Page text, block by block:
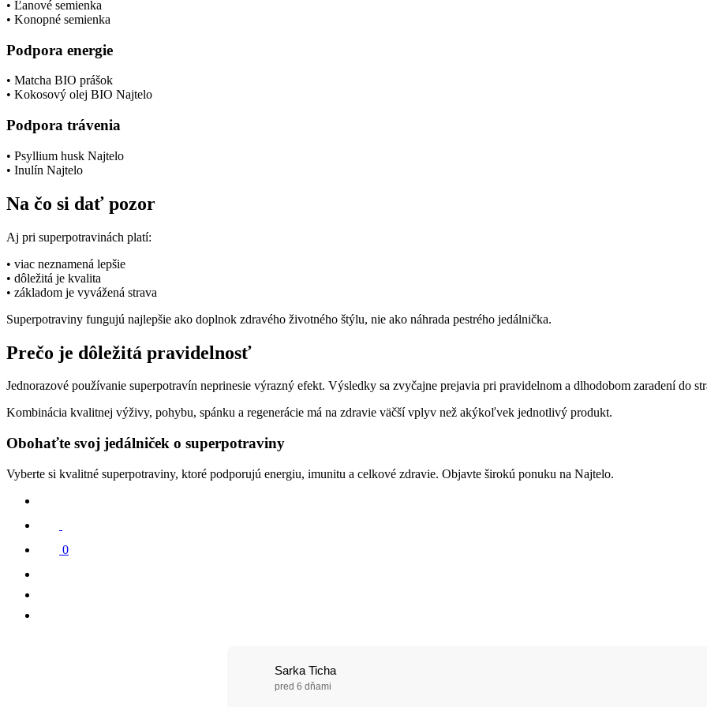
• Ľanové semienka
• Konopné semienka
Podpora energie
• Matcha BIO prášok
• Kokosový olej BIO Najtelo
Podpora trávenia
• Psyllium husk Najtelo
• Inulín Najtelo
Na čo si dať pozor
Aj pri superpotravinách platí:
• viac neznamená lepšie
• dôležitá je kvalita
• základom je vyvážená strava
Superpotraviny fungujú najlepšie ako doplnok zdravého životného štýlu, nie ako náhrada pestrého jedálnička.
Prečo je dôležitá pravidelnosť
Jednorazové používanie superpotravín neprinesie výrazný efekt. Výsledky sa zvyčajne prejavia pri pravidelnom a dlhodobom zaradení do
Kombinácia kvalitnej výživy, pohybu, spánku a regenerácie má na zdravie väčší vplyv než akýkoľvek jednotlivý produkt.
Obohaťte svoj jedálniček o superpotraviny
Vyberte si kvalitné superpotraviny, ktoré podporujú energiu, imunitu a celkové zdravie. Objavte širokú ponuku na Najtelo.
0
Sarka Ticha
pred 6 dňami